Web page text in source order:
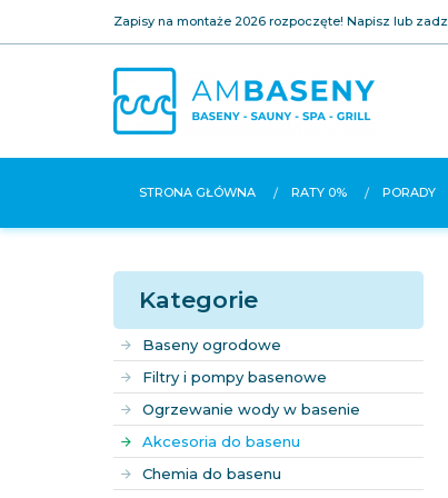
Zapisy na montaże 2026 rozpoczęte! Napisz lub
STRONA GŁÓWNA RATY 0% PORADY
Kategorie
Baseny ogrodowe
Filtry i pompy basenowe
Ogrzewanie wody w basenie
Akcesoria do basenu
Chemia do basenu